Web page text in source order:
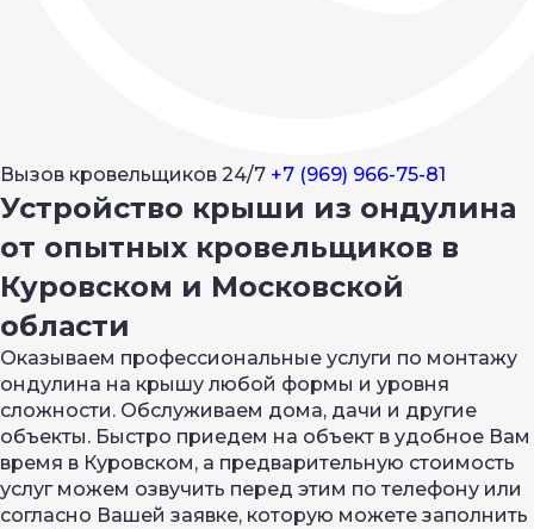
Вызов кровельщиков 24/7 +7 (969) 966-75-81
Устройство крыши из ондулина
от опытных кровельщиков в
Куровском и Московской
области
Оказываем профессиональные услуги по монтажу
ондулина на крышу любой формы и уровня
сложности. Обслуживаем дома, дачи и другие
объекты. Быстро приедем на объект в удобное Вам
время в Куровском, а предварительную стоимость
услуг можем озвучить перед этим по телефону или
согласно Вашей заявке, которую можете заполнить